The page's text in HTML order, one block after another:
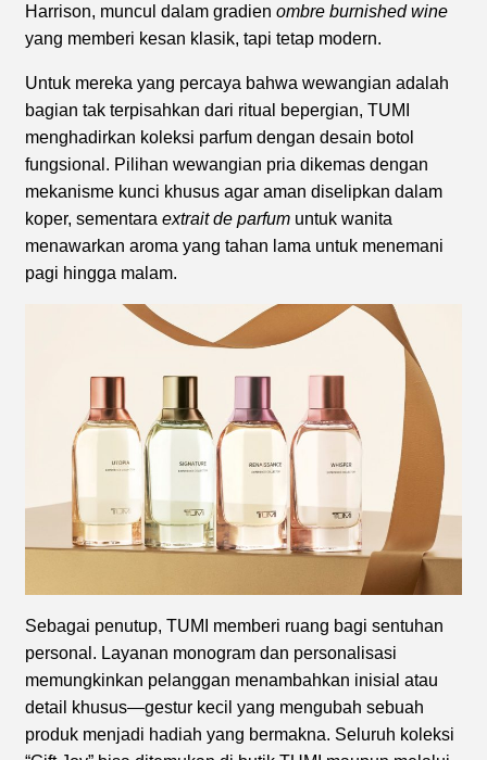
Harrison, muncul dalam gradien ombre burnished wine
yang memberi kesan klasik, tapi tetap modern.
Untuk mereka yang percaya bahwa wewangian adalah
bagian tak terpisahkan dari ritual bepergian, TUMI
menghadirkan koleksi parfum dengan desain botol
fungsional. Pilihan wewangian pria dikemas dengan
mekanisme kunci khusus agar aman diselipkan dalam
koper, sementara extrait de parfum untuk wanita
menawarkan aroma yang tahan lama untuk menemani
pagi hingga malam.
Sebagai penutup, TUMI memberi ruang bagi sentuhan
personal. Layanan monogram dan personalisasi
memungkinkan pelanggan menambahkan inisial atau
detail khusus—gestur kecil yang mengubah sebuah
produk menjadi hadiah yang bermakna. Seluruh koleksi